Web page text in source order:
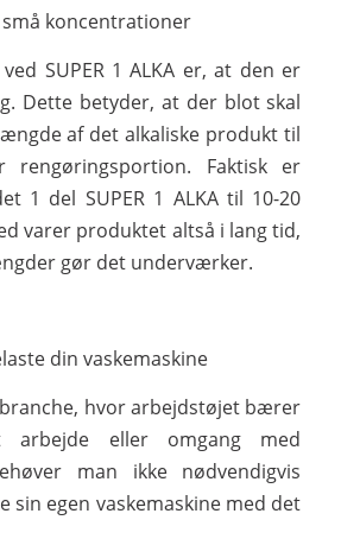
koncentrationer
SUPER 1 ALKA er, at den er
Dette betyder, at der blot skal
af det alkaliske produkt til
Faktisk er
1 del SUPER 1 ALKA til 10-20
varer produktet altså i lang tid,
gør det underværker.
din vaskemaskine
hvor arbejdstøjet bærer
eller omgang med
man ikke nødvendigvis
sin egen vaskemaskine med det